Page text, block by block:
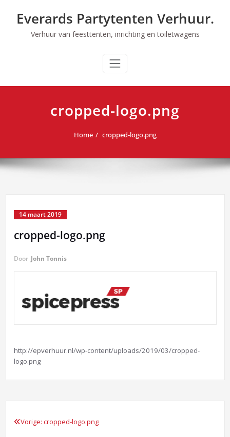
Everards Partytenten Verhuur.
Verhuur van feesttenten, inrichting en toiletwagens
cropped-logo.png
Home cropped-logo.png
14 maart 2019
cropped-logo.png
Door John Tonnis
http://epverhuur.nl/wp-content/uploads/2019/03/cropped-
logo.png
Bericht
Vorige: cropped-logo.png